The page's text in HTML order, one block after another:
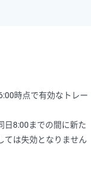
時点で有効なトレー
日8:00までの間に新た
ては失効となりません